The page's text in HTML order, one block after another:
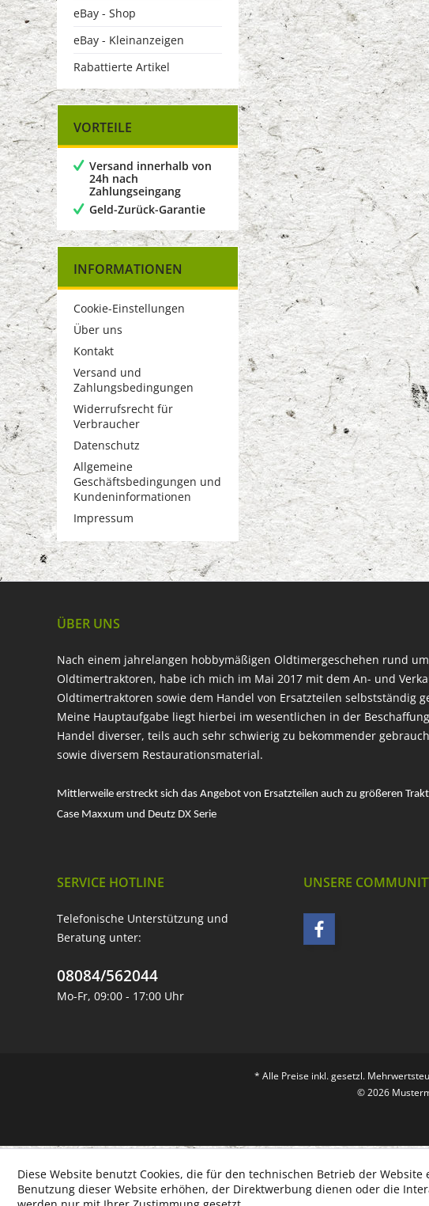
eBay - Shop
eBay - Kleinanzeigen
Rabattierte Artikel
VORTEILE
Versand innerhalb von
24h nach
Zahlungseingang
Geld-Zurück-Garantie
INFORMATIONEN
Cookie-Einstellungen
Über uns
Kontakt
Versand und
Zahlungsbedingungen
Widerrufsrecht für
Verbraucher
Datenschutz
Allgemeine
Geschäftsbedingungen und
Kundeninformationen
Impressum
ÜBER UNS
Nach einem jahrelangen hobbymäßigen Oldtimergeschehen rund um
Oldtimertraktoren, habe ich mich im Mai 2017 mit dem An- und
Oldtimertraktoren sowie dem Handel von Ersatzteilen selbstständig
Meine Hauptaufgabe liegt hierbei im wesentlichen in der
Handel diverser, teils auch sehr schwierig zu bekommender
sowie diversem Restaurationsmaterial.
Mittlerweile erstreckt sich das Angebot von Ersatzteilen auch zu größeren
Case Maxxum und Deutz DX Serie
SERVICE HOTLINE
Telefonische Unterstützung und
Beratung unter:
08084/562044
Mo-Fr, 09:00 - 17:00 Uhr
UNSERE
* Alle Preise inkl. gesetzl.
© 2026
Diese Website benutzt Cookies, die für den technischen Betrieb der
Benutzung dieser Website erhöhen, der Direktwerbung dienen oder die